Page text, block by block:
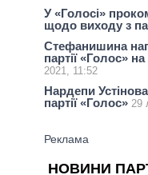
У «Голосі»
щодо виходу з
Стефанишина
партії «Голос»
2021, 11:52
Нардепи
партії «Голос» 29